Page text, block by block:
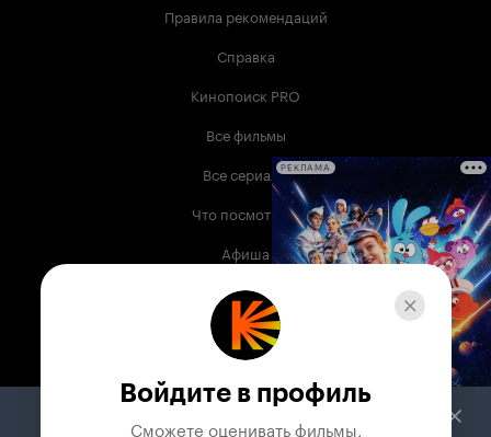
Правила рекомендаций
Справка
Кинопоиск PRO
Все фильмы
Все сериалы
Что посмотреть
Афиша
Музыка
Телепрограмма
Служба поддержки
РЕКЛАМА
Войдите в профиль
Сможете оценивать фильмы,